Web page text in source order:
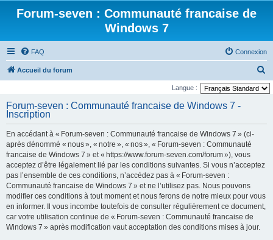
Forum-seven : Communauté francaise de
Windows 7
FAQ Connexion
Accueil du forum
e
Langue :
Forum-seven : Communauté francaise de Windows 7 -
Inscription
En accédant à « Forum-seven : Communauté francaise de Windows 7 » (ci-
après dénommé « nous », « notre », « nos », « Forum-seven : Communauté
francaise de Windows 7 » et « https://www.forum-seven.com/forum »), vous
acceptez d’être légalement lié par les conditions suivantes. Si vous n’acceptez
pas l’ensemble de ces conditions, n’accédez pas à « Forum-seven :
Communauté francaise de Windows 7 » et ne l’utilisez pas. Nous pouvons
modifier ces conditions à tout moment et nous ferons de notre mieux pour vous
en informer. Il vous incombe toutefois de consulter régulièrement ce document,
car votre utilisation continue de « Forum-seven : Communauté francaise de
Windows 7 » après modification vaut acceptation des conditions mises à jour.